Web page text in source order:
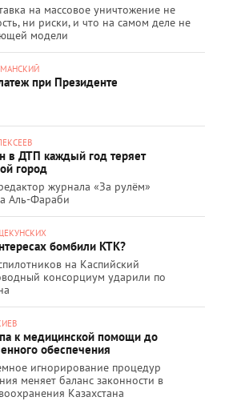
на массовое уничтожение не
ни риски, и что на самом деле не
модели
при Президенте
в ДТП каждый год теряет
город
журнала «За рулём»
Аль-Фараби
бомбили КТК?
на Каспийский
консорциум ударили по
к медицинской помощи до
обеспечения
игнорирование процедур
меняет баланс законности в
Казахстана